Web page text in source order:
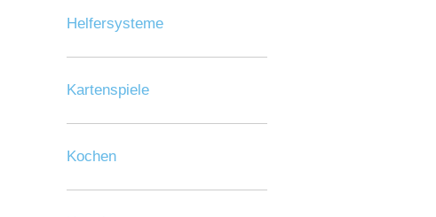
Helfersysteme
Kartenspiele
Kochen